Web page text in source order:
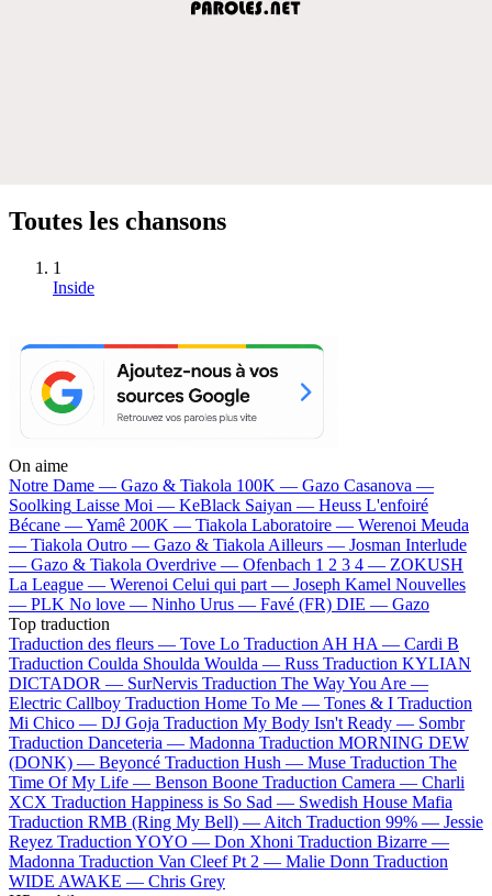
Toutes les chansons
1
Inside
On aime
Notre Dame — Gazo & Tiakola 100K — Gazo Casanova —
Soolking Laisse Moi — KeBlack Saiyan — Heuss L'enfoiré
Bécane —Yamê 200K — Tiakola Laboratoire — Werenoi Meuda
— Tiakola Outro — Gazo & Tiakola Ailleurs — Josman Interlude
— Gazo & Tiakola Overdrive — Ofenbach 1 2 3 4 — ZOKUSH
La League — Werenoi Celui qui part — Joseph Kamel Nouvelles
— PLK No love — Ninho Urus — Favé (FR) DIE — Gazo
Top traduction
Traduction des fleurs — Tove Lo Traduction AH HA — Cardi B
Traduction Coulda Shoulda Woulda — Russ Traduction KYLIAN
DICTADOR — SurNervis Traduction The Way You Are —
Electric Callboy Traduction Home To Me — Tones & I Traduction
Mi Chico — DJ Goja Traduction My Body Isn't Ready — Sombr
Traduction Danceteria — Madonna Traduction MORNING DEW
(DONK) — Beyoncé Traduction Hush — Muse Traduction The
Time Of My Life — Benson Boone Traduction Camera — Charli
XCX Traduction Happiness is So Sad — Swedish House Mafia
Traduction RMB (Ring My Bell) — Aitch Traduction 99% — Jessie
Reyez Traduction YOYO — Don Xhoni Traduction Bizarre —
Madonna Traduction Van Cleef Pt 2 — Malie Donn Traduction
WIDE AWAKE — Chris Grey